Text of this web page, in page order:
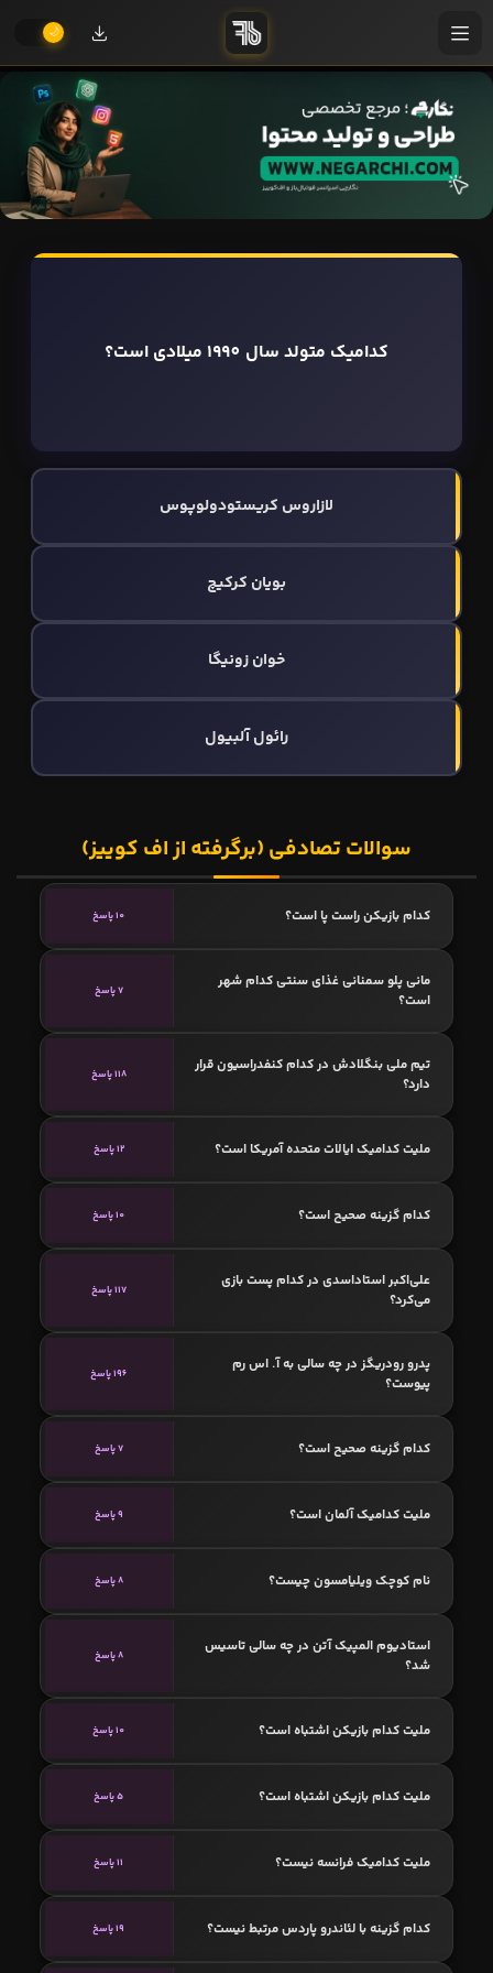
کدامیک متولد سال 1990 میلادی است؟
لازاروس کریستودولوپوس
بویان کرکیچ
خوان زونیگا
رائول آلبیول
سوالات تصادفی (برگرفته از اف کوییز)
کدام بازیکن راست پا است؟ 10 پاسخ
مانی پلو سمنانی غذای سنتی کدام شهر
است؟
7 پاسخ
تیم ملی بنگلادش در کدام کنفدراسیون قرار
دارد؟
118 پاسخ
ملیت کدامیک ایالات متحده آمریکا است؟ 12 پاسخ
کدام گزینه صحیح است؟ 10 پاسخ
علی‌اکبر استاداسدی در کدام پست بازی
می‌کرد؟
117 پاسخ
پدرو رودریگز در چه سالی به آ. اس رم
پیوست؟
196 پاسخ
کدام گزینه صحیح است؟ 7 پاسخ
ملیت کدامیک آلمان است؟ 9 پاسخ
نام کوچک ویلیامسون چیست؟ 8 پاسخ
استادیوم المپیک آتن در چه سالی تاسیس
شد؟
8 پاسخ
ملیت کدام بازیکن اشتباه است؟ 10 پاسخ
ملیت کدام بازیکن اشتباه است؟ 5 پاسخ
ملیت کدامیک فرانسه نیست؟ 11 پاسخ
کدام گزینه با لئاندرو پاردس مرتبط نیست؟ 19 پاسخ